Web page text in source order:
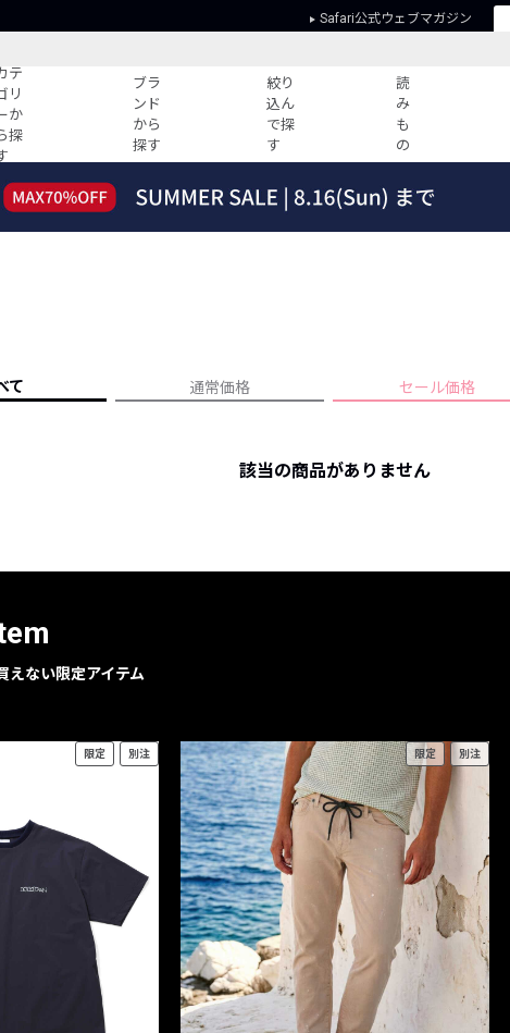
Safari公式ウェブマガジン
テ
リ
か
探
ブラ
ンド
から
探す
絞り
込ん
で探
す
読
み
も
の
すべての記事
人気記事ランキング
フォーカスブランド
プライバシーポリシー
て 通常価格 セール価格
該当の商品がありません
えない限定アイテム
限定 別注 限定 別注